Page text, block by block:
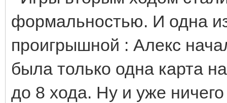
формальностью. И одна
проигрышной : Алекс
была только одна карта
до 8 хода. Ну и уже